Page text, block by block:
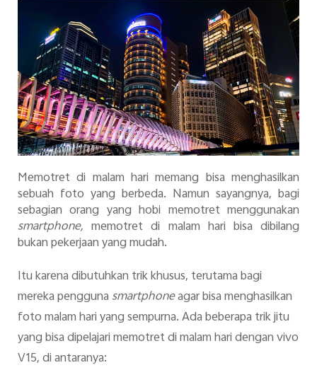
Indonesia | Pilih negara/wilayah
Memotret di malam hari memang bisa menghasilkan
sebuah foto yang berbeda. Namun sayangnya, bagi
sebagian orang yang hobi memotret menggunakan
smartphone,memotret di malam hari bisa dibilang
bukan pekerjaan yang mudah.
Itu karena dibutuhkan trik khusus, terutama bagi
mereka pengguna smartphoneagar bisa menghasilkan
foto malam hari yang sempurna. Ada beberapa trik jitu
yang bisa dipelajari memotret di malam hari dengan vivo
V15, di antaranya: